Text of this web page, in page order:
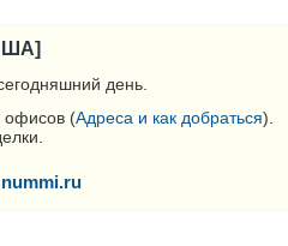
день.
офисов (Адреса и как добраться).